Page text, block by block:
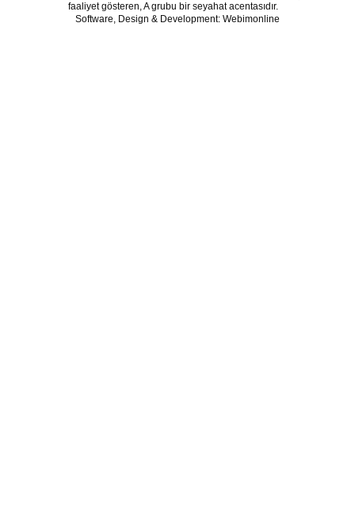
faaliyet gösteren, A grubu bir seyahat acentasıdır.
Software, Design & Development: Webimonline